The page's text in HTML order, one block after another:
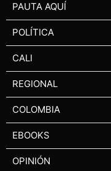
PAUTA AQUÍ
POLÍTICA
CALI
REGIONAL
COLOMBIA
EBOOKS
OPINIÓN